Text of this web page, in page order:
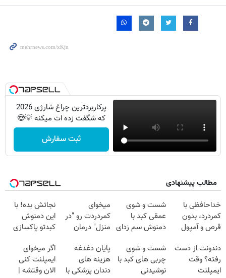
پرکاربردترین چراغ شارژی 2026
که شگفت زده ات میکنه 💡😍
ثبت سفارش
مطالب پیشنهادی
خداحافظی با
کمردرد، بدون
قرص و آمپول
شست و شوی
عمقی کبد با
دمنوش سم زدای
میخوای
کمردردت رو "در
منزل" درمان
◂پرسش‌نامه)
نجاتش بده! با
این دمنوش
کبدتو پاکسازی
مرجوعی
دندونت از دست
رفته؟ وقت
ایمپلنت
شست و شوی
چربی های کبد با
نوشیدنی
پایان دغدغه
هزینه های
دندان پزشکی با
اگر میخوای
ایمپلنت کنی
الان وقتشه |